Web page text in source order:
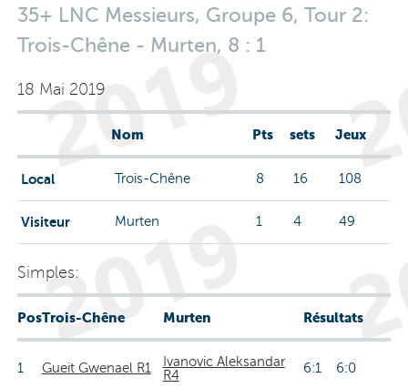
35+ LNC Messieurs, Groupe 6, Tour 2:
Trois-Chêne - Murten, 8 : 1
18 Mai 2019
Nom Pts sets Jeux
Local Trois-Chêne 8 16 108
Visiteur Murten 1 4 49
Simples:
PosTrois-Chêne Murten Résultats
1 Gueit Gwenael R1
Ivanovic Aleksandar
R4
6:1 6:0